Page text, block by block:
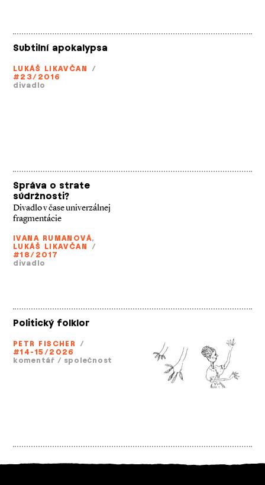
Subtilní apokalypsa
LUKÁŠ LIKAVČAN /
#23/2016
divadlo
Správa o strate
súdržnosti?
Divadlo v čase univerzálnej
fragmentácie
IVANA RUMANOVÁ,
LUKÁŠ LIKAVČAN /
#18/2017
divadlo
Politický folklor
PETR FISCHER /
#14-15/2026
komentář / společnost